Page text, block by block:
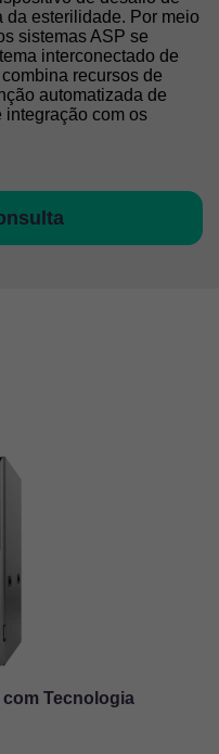
da esterilidade. Por meio
sistemas ASP se
interconectado de
recursos de
automatizada de
integração com os
Tecnologia